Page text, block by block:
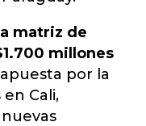
matriz de
millones
por la
Cali,